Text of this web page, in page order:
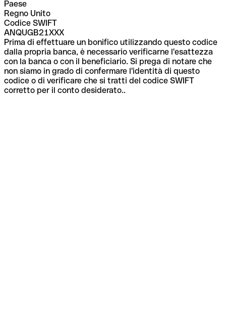
Paese
Regno Unito
Codice SWIFT
ANQUGB21XXX
Prima di effettuare un bonifico utilizzando questo codice
dalla propria banca, è necessario verificarne l'esattezza
con la banca o con il beneficiario. Si prega di notare che
non siamo in grado di confermare l'identità di questo
codice o di verificare che si tratti del codice SWIFT
corretto per il conto desiderato..